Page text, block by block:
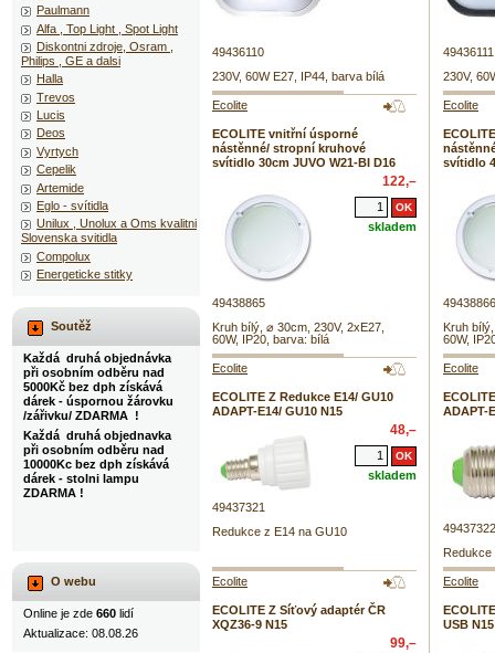
49436110
230V, 60W E27, IP44, barva bílá
49436111
230V,
Ecolite
ECOLITE vnitřní úsporné
nástěnné/ stropní kruhové
svítidlo 30cm JUVO W21-BI D16
122,–
skladem
49438865
Kruh bílý, ⌀ 30cm, 230V, 2xE27,
60W, IP20, barva: bílá
Ecolite
svítidlo
49438866
Kruh
60W,
Ecolite
ECOLITE Z Redukce E14/ GU10
ADAPT-E14/ GU10 N15
48,–
skladem
49437321
Redukce z E14 na GU10
Ecolite
ADAPT-
49437322
Redukce
Ecolite
ECOLITE Z Síťový adaptér ČR
XQZ36-9 N15
99,–
Ecolite
USB N15
Paulmann
Alfa , Top Light , Spot Light
Diskontni zdroje, Osram ,
Philips , GE a dalsi
Halla
Trevos
Lucis
Deos
Vyrtych
Cepelik
Artemide
Eglo - svítidla
Unilux , Unolux a Oms kvalitni
Slovenska svitidla
Compolux
Energeticke stitky
Soutěž
Každá druhá objednávka
při osobním odběru nad
5000Kč bez dph získává
dárek - úspornou žárovku
/zářivku/ ZDARMA !
Každá druhá objednavka
při osobním odběru nad
10000Kc bez dph získává
dárek - stolni lampu
ZDARMA !
O webu
Online je zde 660 lidí
Aktualizace: 08.08.26